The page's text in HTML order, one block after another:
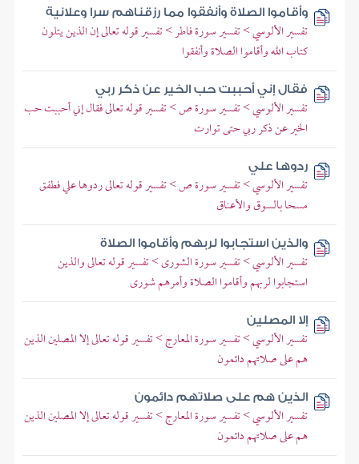
وأقاموا الصلاة وأنفقوا مما رزقناهم سرا وعلانية
تفسير الألوسي > تفسير سورة فاطر > تفسير قوله تعالى إن الذين يتلون
كتاب الله وأقاموا الصلاة وأنفقوا
فقال إني أحببت حب الخير عن ذكر ربي
تفسير الألوسي > تفسير سورة ص > تفسير قوله تعالى فقال إني أحببت حب
الخير عن ذكر ربي حتى توارت
ردوها علي
تفسير الألوسي > تفسير سورة ص > تفسير قوله تعالى ردوها علي فطفق
مسحا بالسوق والأعناق
والذين استجابوا لربهم وأقاموا الصلاة
تفسير الألوسي > تفسير سورة الشورى > تفسير قوله تعالى والذين
استجابوا لربهم وأقاموا الصلاة وأمرهم شورى
إلا المصلين
تفسير الألوسي > تفسير سورة المعارج > تفسير قوله تعالى إلا المصلين الذين
هم على صلاتهم دائمون
الذين هم على صلاتهم دائمون
تفسير الألوسي > تفسير سورة المعارج > تفسير قوله تعالى إلا المصلين الذين
هم على صلاتهم دائمون